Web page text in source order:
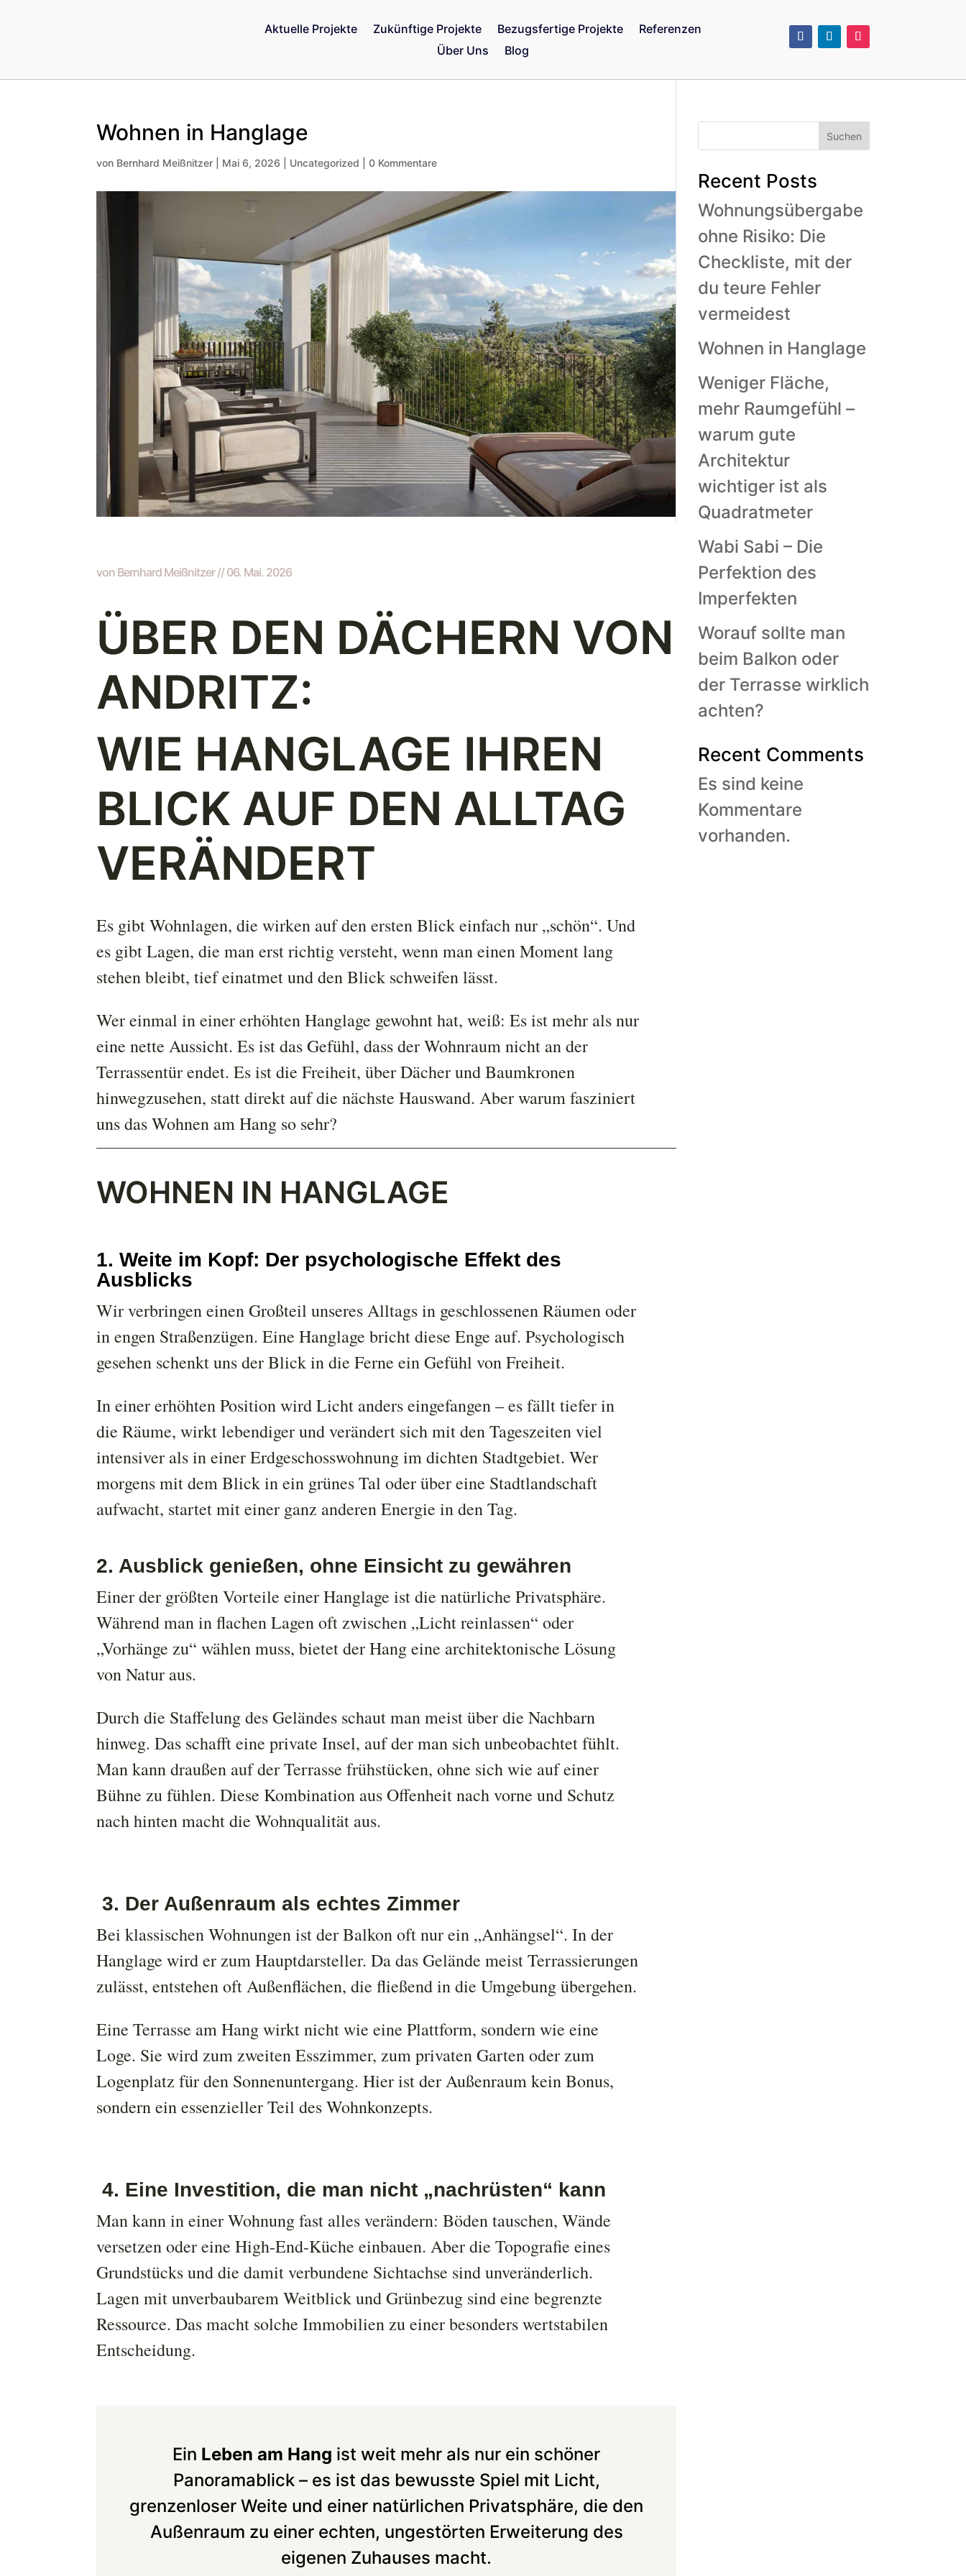
Aktuelle Projekte Zukünftige Projekte Bezugsfertige Projekte
Referenzen
Über Uns
Blog
Wohnen in Hanglage
von Bernhard Meißnitzer Mai 6, 2026 Uncategorized |0 Kommentare
von Bernhard Meißnitzer // 06. Mai. 2026
ÜBER DEN DÄCHERN VON
ANDRITZ:
WIE HANGLAGE IHREN
BLICK AUF DEN ALLTAG
VERÄNDERT
Es gibt Wohnlagen, die wirken auf den ersten Blick einfach nur „schön“. Und
es gibt Lagen, die man erst richtig versteht, wenn man einen Moment lang
stehen bleibt, tief einatmet und den Blick schweifen lässt.
Wer einmal in einer erhöhten Hanglage gewohnt hat, weiß: Es ist mehr als nur
eine nette Aussicht. Es ist das Gefühl, dass der Wohnraum nicht an der
Terrassentür endet. Es ist die Freiheit, über Dächer und Baumkronen
hinwegzusehen, statt direkt auf die nächste Hauswand. Aber warum fasziniert
uns das Wohnen am Hang so sehr?
WOHNEN IN HANGLAGE
1. Weite im Kopf: Der psychologische Effekt des
Ausblicks
Wir verbringen einen Großteil unseres Alltags in geschlossenen Räumen oder
in engen Straßenzügen. Eine Hanglage bricht diese Enge auf. Psychologisch
gesehen schenkt uns der Blick in die Ferne ein Gefühl von Freiheit.
In einer erhöhten Position wird Licht anders eingefangen – es fällt tiefer in
die Räume, wirkt lebendiger und verändert sich mit den Tageszeiten viel
intensiver als in einer Erdgeschosswohnung im dichten Stadtgebiet. Wer
morgens mit dem Blick in ein grünes Tal oder über eine Stadtlandschaft
aufwacht, startet mit einer ganz anderen Energie in den Tag.
2. Ausblick genießen, ohne Einsicht zu gewähren
Einer der größten Vorteile einer Hanglage ist die natürliche Privatsphäre.
Während man in flachen Lagen oft zwischen „Licht reinlassen“ oder
„Vorhänge zu“ wählen muss, bietet der Hang eine architektonische Lösung
von Natur aus.
Durch die Staffelung des Geländes schaut man meist über die Nachbarn
hinweg. Das schafft eine private Insel, auf der man sich unbeobachtet fühlt.
Man kann draußen auf der Terrasse frühstücken, ohne sich wie auf einer
Bühne zu fühlen. Diese Kombination aus Offenheit nach vorne und Schutz
nach hinten macht die Wohnqualität aus.
3. Der Außenraum als echtes Zimmer
Bei klassischen Wohnungen ist der Balkon oft nur ein „Anhängsel“. In der
Hanglage wird er zum Hauptdarsteller. Da das Gelände meist Terrassierungen
zulässt, entstehen oft Außenflächen, die fließend in die Umgebung übergehen.
Eine Terrasse am Hang wirkt nicht wie eine Plattform, sondern wie eine
Loge. Sie wird zum zweiten Esszimmer, zum privaten Garten oder zum
Logenplatz für den Sonnenuntergang. Hier ist der Außenraum kein Bonus,
sondern ein essenzieller Teil des Wohnkonzepts.
4. Eine Investition, die man nicht „nachrüsten“ kann
Man kann in einer Wohnung fast alles verändern: Böden tauschen, Wände
versetzen oder eine High-End-Küche einbauen. Aber die Topografie eines
Grundstücks und die damit verbundene Sichtachse sind unveränderlich.
Lagen mit unverbaubarem Weitblick und Grünbezug sind eine begrenzte
Ressource. Das macht solche Immobilien zu einer besonders wertstabilen
Entscheidung.
Ein Leben am Hang ist weit mehr als nur ein schöner
Panoramablick – es ist das bewusste Spiel mit Licht,
grenzenloser Weite und einer natürlichen Privatsphäre, die den
Außenraum zu einer echten, ungestörten Erweiterung des
eigenen Zuhauses macht.
Suchen
Recent Posts
Wohnungsübergabe
ohne Risiko: Die
Checkliste, mit der
du teure Fehler
vermeidest
Wohnen in Hanglage
Weniger Fläche,
mehr Raumgefühl –
warum gute
Architektur
wichtiger ist als
Quadratmeter
Wabi Sabi – Die
Perfektion des
Imperfekten
Worauf sollte man
beim Balkon oder
der Terrasse wirklich
achten?
Recent Comments
Es sind keine
Kommentare
vorhanden.